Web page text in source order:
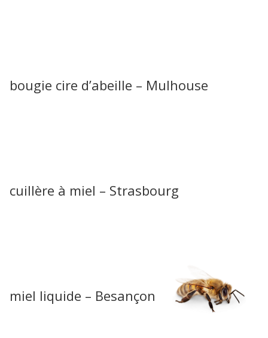
bougie cire d’abeille – Mulhouse
cuillère à miel – Strasbourg
miel liquide – Besançon